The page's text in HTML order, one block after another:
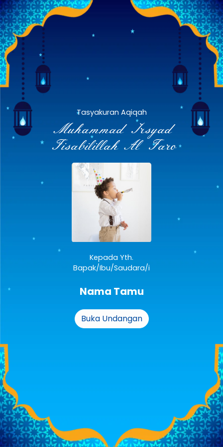
Tasyakuran Aqiqah
Muhammad Irsyad
Fisabilillah Al Faro
Kepada Yth.
Bapak/Ibu/Saudara/i
Nama Tamu
Buka Undangan